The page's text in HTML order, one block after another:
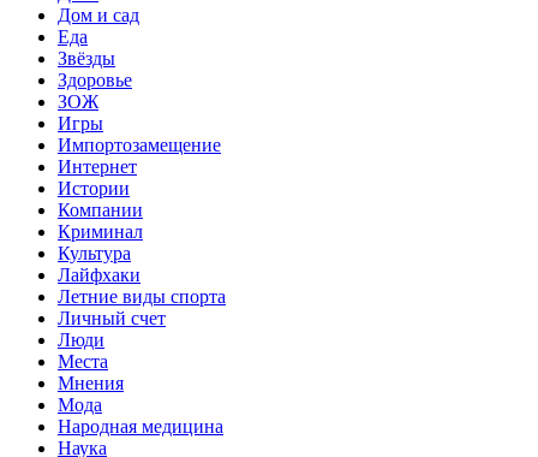
Дом и сад
Еда
Звёзды
Здоровье
ЗОЖ
Игры
Импортозамещение
Интернет
Истории
Компании
Криминал
Культура
Лайфхаки
Летние виды спорта
Личный счет
Люди
Места
Мнения
Мода
Народная медицина
Наука